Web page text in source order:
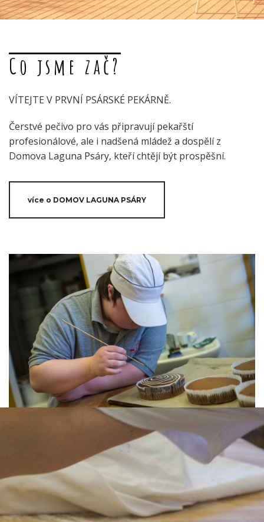
Co jsme zač?
VÍTEJTE V PRVNÍ PSÁRSKÉ PEKÁRNĚ.
Čerstvé pečivo pro vás připravují pekařští
profesionálové, ale i nadšená mládež a dospělí z
Domova Laguna Psáry, kteří chtějí být prospěšní.
více o DOMOV LAGUNA PSÁRY